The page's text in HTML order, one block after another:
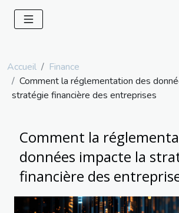
Accueil
Finance
Comment la réglementation des
stratégie financière des entreprises
Comment la
données impacte la
financière des